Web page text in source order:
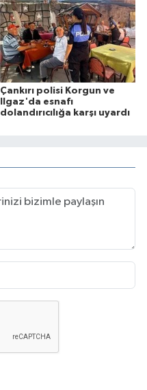
Çankırı polisi Korgun ve
Ilgaz'da esnafı
dolandırıcılığa karşı uyardı